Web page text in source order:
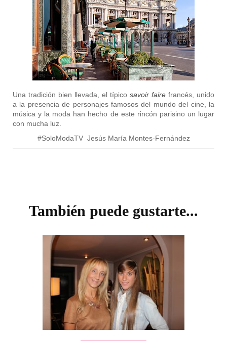
Una tradición bien llevada, el típico savoir faire francés, unido
a la presencia de personajes famosos del mundo del cine, la
música y la moda han hecho de este rincón parisino un lugar
con mucha luz.
#SoloModaTV Jesús María Montes-Fernández
entradas
También puede gustarte...